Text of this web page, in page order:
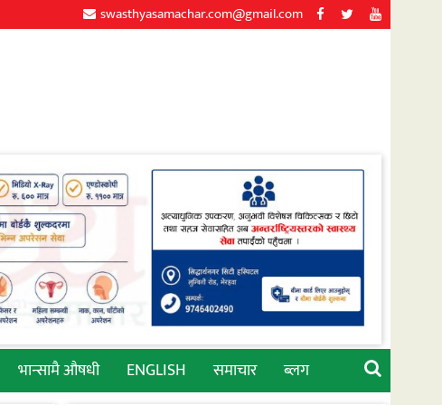
swasthyasamachar.com@gmail.com
भान्सामै औषधी ENGLISH समाचार ब्लग